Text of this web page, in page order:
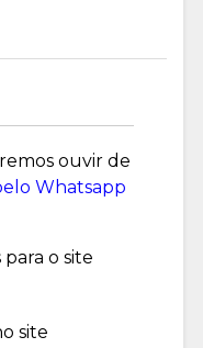
ouvir de
Whatsapp
o site
site